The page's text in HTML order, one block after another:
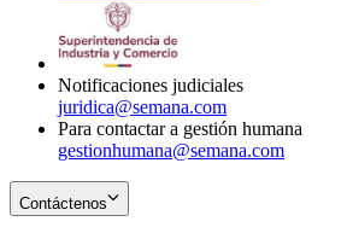
Notificaciones judiciales
juridica@semana.com
Para contactar a gestión humana
gestionhumana@semana.com
Contáctenos